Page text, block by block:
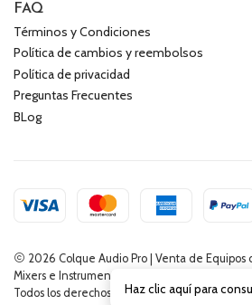
FAQ
Términos y Condiciones
Política de cambios y reembolsos
Política de privacidad
Preguntas Frecuentes
BLog
2026 Colque Audio Pro | Venta de Equipos
Mixers e Instrumentos Musicales.
Todos los derechos reservados.Desarrollado
Haz clic aquí para